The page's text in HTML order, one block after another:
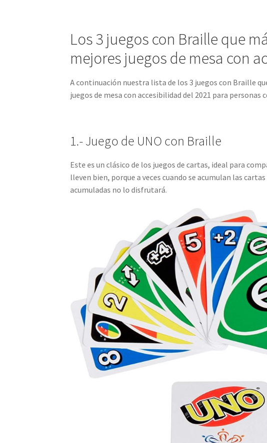
Los 3 juegos con Braille que
mejores juegos de mesa con
A continuación nuestra lista de los 3 juegos con Braille
juegos de mesa con accesibilidad del 2021 para personas
1.- Juego de UNO con Braille
Este es un clásico de los juegos de cartas, ideal para
lleven bien, porque a veces cuando se acumulan las
acumuladas no lo disfrutará.